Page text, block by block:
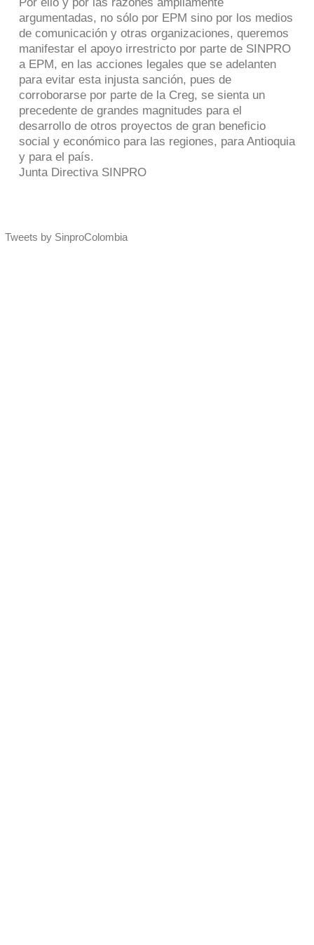
argumentadas, no sólo por EPM sino por los medios
de comunicación y otras organizaciones, queremos
manifestar el apoyo irrestricto por parte de SINPRO
a EPM, en las acciones legales que se adelanten
para evitar esta injusta sanción, pues de
corroborarse por parte de la Creg, se sienta un
precedente de grandes magnitudes para el
desarrollo de otros proyectos de gran beneficio
social y económico para las regiones, para Antioquia
y para el país.
Junta Directiva SINPRO
Tweets by SinproColombia